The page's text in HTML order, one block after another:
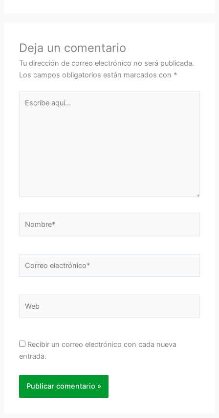
Deja un comentario
Tu dirección de correo electrónico no será publicada.
Los campos obligatorios están marcados con *
electrónico*
Recibir un correo electrónico con cada nueva
entrada.